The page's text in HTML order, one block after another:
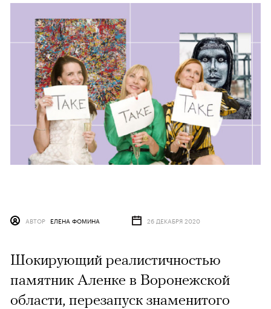
АВТОР ЕЛЕНА ФОМИНА 26 ДЕКАБРЯ 2020
Шокирующий реалистичностью
памятник Аленке в Воронежской
области, перезапуск знаменитого